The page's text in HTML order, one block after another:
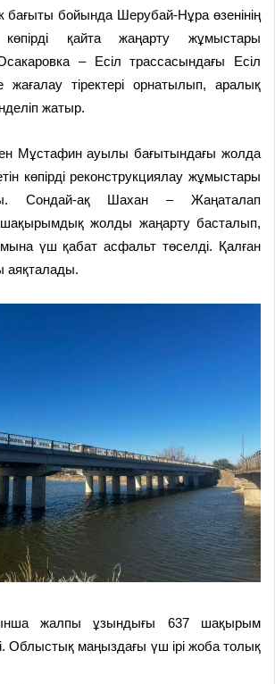
бағыты бойында Шерубай-Нұра өзенінің
көпірді қайта жаңарту жұмыстары
– Есіл трассасындағы Есіл
жағалау тіректері орнатылып, аралық
жатыр.
Мұстафин ауылы бағытындағы жолда
көпірді реконструкциялау жұмыстары
Сондай-ақ Шахан – Жаңаталап
жолды жаңарту басталып,
үш қабат асфальт төселді. Қалған
аяқталады.
жалпы ұзындығы 637 шақырым
Облыстық маңыздағы үш ірі жоба толық